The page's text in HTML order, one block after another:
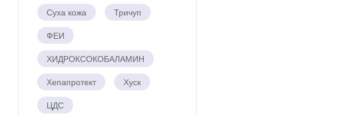
Суха кожа
Тричуп
ФЕИ
ХИДРОКСОКОБАЛАМИН
Хепапротект
Хуск
ЦДС